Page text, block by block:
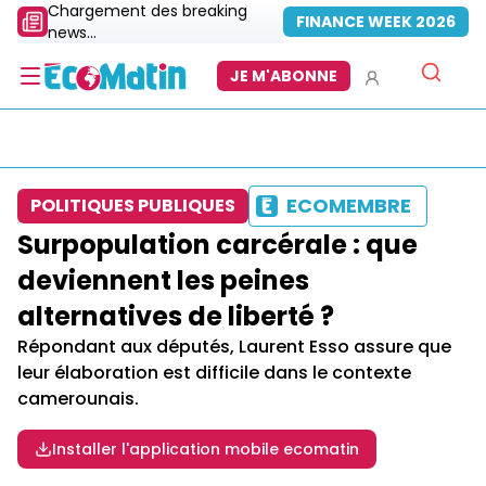
Chargement des breaking
news...
FINANCE WEEK 2026
JE M'ABONNE
POLITIQUES PUBLIQUES ECOMEMBRE
Surpopulation carcérale : que
deviennent les peines
alternatives de liberté ?
Répondant aux députés, Laurent Esso assure que
leur élaboration est difficile dans le contexte
camerounais.
Installer l'application mobile ecomatin